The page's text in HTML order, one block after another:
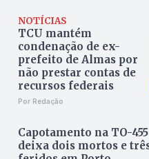
NOTÍCIAS
TCU mantém
condenação de ex-
prefeito de Almas por
não prestar contas de
recursos federais
Por Redação
Capotamento na TO-455
deixa dois mortos e